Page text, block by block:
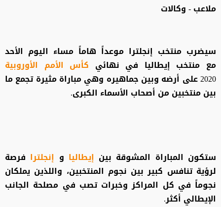
ملاعب - وكالات
سيضرب منتخب إنجلترا موعداً هاماً مساء اليوم الأحد
مع منتخب إيطاليا في نهائي كأس الأمم الأوروبية
2020 على أرضه وبين جماهيره وهي مباراة مثيرة تجمع ما
بين منتخبين من أصحاب الأسماء الكبرى.
ستكون المباراة المشوقة بين إيطاليا و إنجلترا فرصة
لرؤية تنافس كبير بين نجوم المنتخبين، واللذين يملكان
نجوماً في كل المراكز وخبرات تصب في مصلحة الجانب
الإيطالي أكثر.